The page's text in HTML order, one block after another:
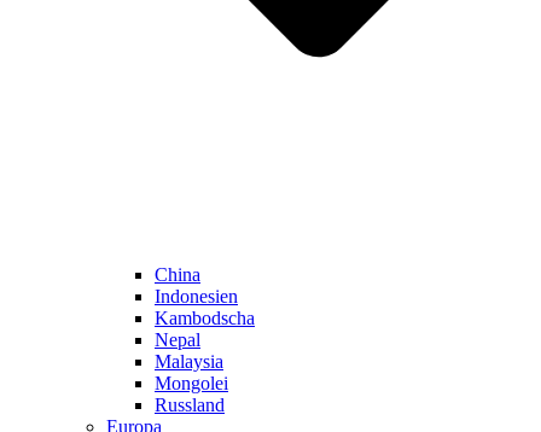
China
Indonesien
Kambodscha
Nepal
Malaysia
Mongolei
Russland
Europa